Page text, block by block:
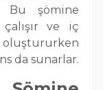
Bu şömine
ve iç
oluştururken
da sunarlar.